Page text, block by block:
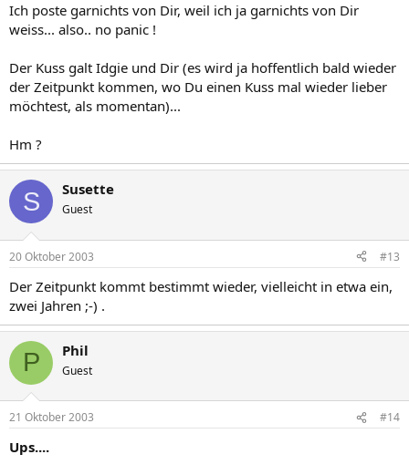
Ich poste garnichts von Dir, weil ich ja garnichts von Dir
weiss... also.. no panic !
Der Kuss galt Idgie und Dir (es wird ja hoffentlich bald wieder
der Zeitpunkt kommen, wo Du einen Kuss mal wieder lieber
möchtest, als momentan)...
Hm ?
S Susette
Guest
20 Oktober 2003 #13
Der Zeitpunkt kommt bestimmt wieder, vielleicht in etwa ein,
zwei Jahren ;-) .
P Phil
Guest
21 Oktober 2003 #14
Ups....